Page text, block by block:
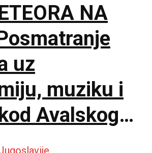
NA
uz
muziku i
Avalskog